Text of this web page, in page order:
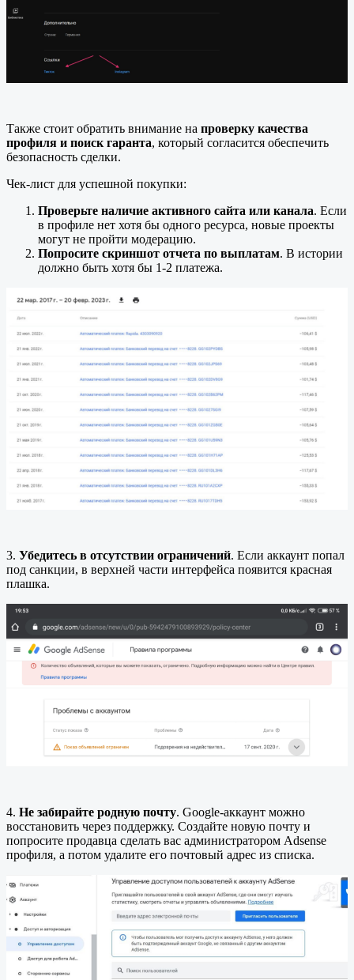
Также стоит обратить внимание на проверку качества
профиля и поиск гаранта, который согласится обеспечить
безопасность сделки.
Чек-лист для успешной покупки:
Проверьте наличие активного сайта или канала. Если
в профиле нет хотя бы одного ресурса, новые проекты
могут не пройти модерацию.
Попросите скриншот отчета по выплатам. В истории
должно быть хотя бы 1-2 платежа.
3. Убедитесь в отсутствии ограничений. Если аккаунт попал
под санкции, в верхней части интерфейса появится красная
плашка.
4. Не забирайте родную почту. Google-аккаунт можно
восстановить через поддержку. Создайте новую почту и
попросите продавца сделать вас администратором Adsense
профиля, а потом удалите его почтовый адрес из списка.